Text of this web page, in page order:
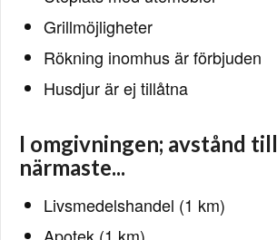
Grillmöjligheter
Rökning inomhus är förbjuden
Husdjur är ej tillåtna
I omgivningen; avstånd till
närmaste...
Livsmedelshandel (1 km)